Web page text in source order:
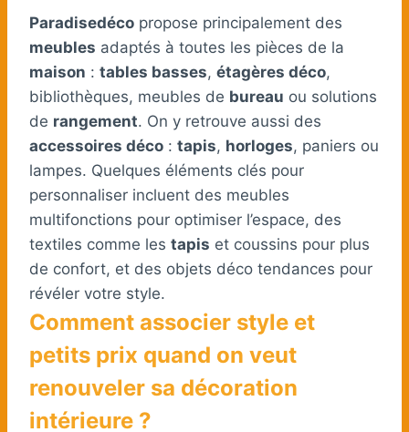
Paradisedéco propose principalement des
meubles adaptés à toutes les pièces de la
maison : tables basses, étagères déco,
bibliothèques, meubles de bureau ou solutions
de rangement. On y retrouve aussi des
accessoires déco : tapis, horloges, paniers ou
lampes. Quelques éléments clés pour
personnaliser incluent des meubles
multifonctions pour optimiser l’espace, des
textiles comme les tapis et coussins pour plus
de confort, et des objets déco tendances pour
révéler votre style.
Comment associer style et
petits prix quand on veut
renouveler sa décoration
intérieure ?